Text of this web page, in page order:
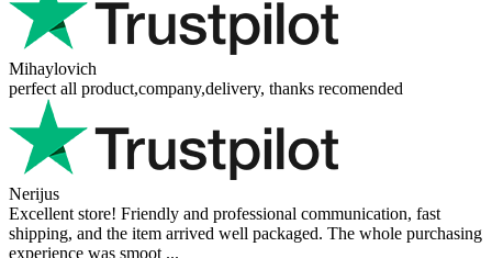
Mihaylovich
perfect all product,company,delivery, thanks recomended
Nerijus
Excellent store! Friendly and professional communication, fast
shipping, and the item arrived well packaged. The whole purchasing
experience was smoot ...